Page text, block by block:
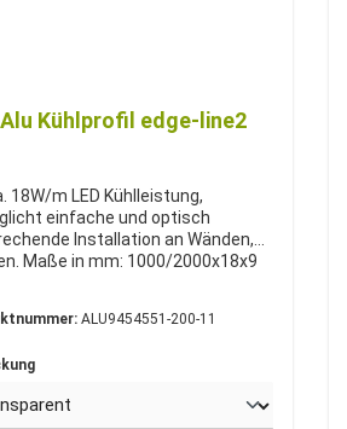
Alu Kühlprofil edge-line2
18W/m LED Kühlleistung,
einfache und optisch
Installation an Wänden,
Maße in mm: 1000/2000x18x9
ALU9454551-200-11